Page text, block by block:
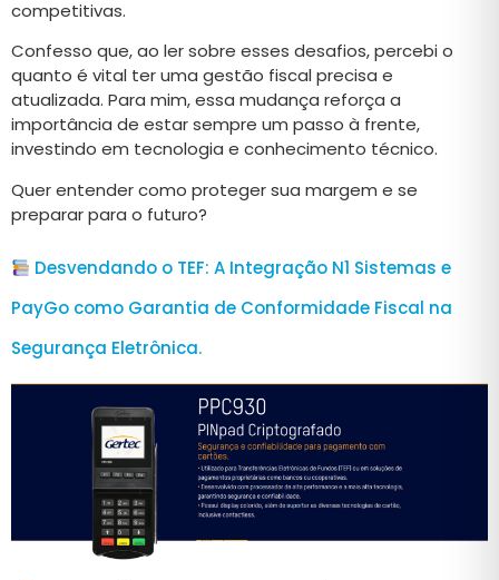
competitivas.
Confesso que, ao ler sobre esses desafios, percebi o
quanto é vital ter uma gestão fiscal precisa e
atualizada. Para mim, essa mudança reforça a
importância de estar sempre um passo à frente,
investindo em tecnologia e conhecimento técnico.
Quer entender como proteger sua margem e se
preparar para o futuro?
Desvendando o TEF: A Integração N1 Sistemas e
PayGo como Garantia de Conformidade Fiscal na
Segurança Eletrônica.